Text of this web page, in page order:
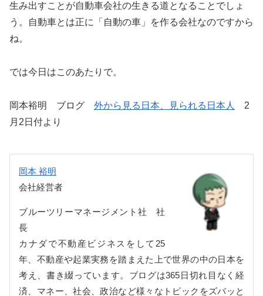
生み出すことが自動車会社の生きる道となることでしょ
う。自動車とは正に「自動の車」を作る会社なのですから
ね。
では今日はこのあたりで。
岡本裕明 ブログ 外から見る日本、見られる日本人
2
月2日付より
岡本 裕明
会社経営者
ブルーツリーマネージメント社 社
長
カナダで不動産ビジネスをして25
年、不動産や起業実務を踏まえた上で世界の中の日本を
考え、書き綴っています。ブログは365日切れ目なく経
済、マネー、社会、政治など様々なトピックをズバッと